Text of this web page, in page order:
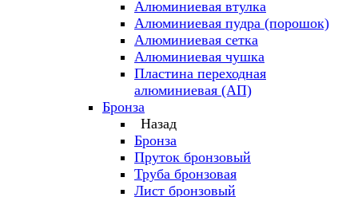
Алюминиевая втулка
Алюминиевая пудра (порошок)
Алюминиевая сетка
Алюминиевая чушка
Пластина переходная
алюминиевая (АП)
Бронза
Назад
Бронза
Пруток бронзовый
Труба бронзовая
Лист бронзовый